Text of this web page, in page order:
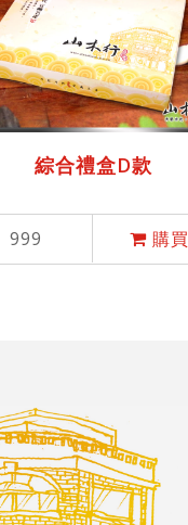
綜合禮盒D款
999 購買